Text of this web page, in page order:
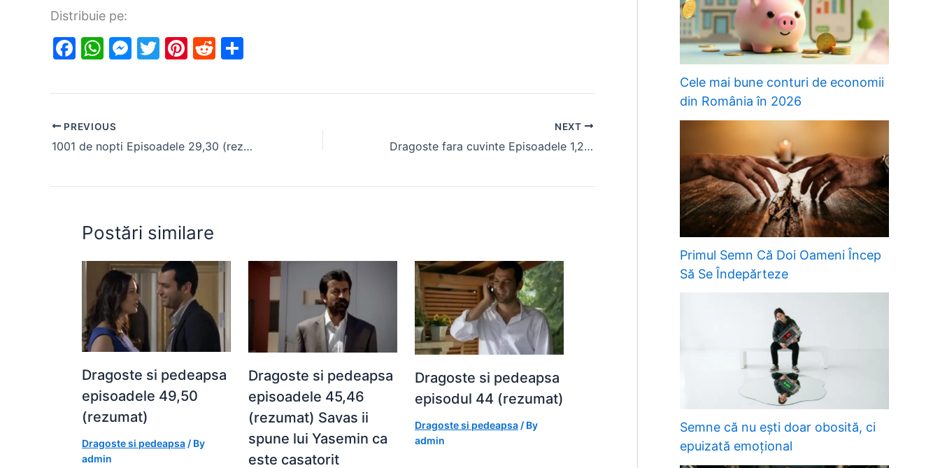
Distribuie pe:
F
c
b
o
o
W
at
A
p
p
M
s
e
n
g
T
itt
Pi
er
st
R
d
t
ar
PREVIOUS
1001 de nopti Episoadele 29,30 (rezumat)
NEXT
Dragoste fara cuvinte Episoadele 1,2 (rezumat)
Postări similare
Dragoste si pedeapsa
episoadele 49,50
(rezumat)
Dragoste si pedeapsa / By
admin
Dragoste si pedeapsa
episoadele 45,46
(rezumat) Savas ii
spune lui Yasemin ca
este casatorit
Dragoste si pedeapsa
episodul 44 (rezumat)
Dragoste si pedeapsa / By
admin
Cele mai bune conturi de economii
din România în 2026
Primul Semn Că Doi Oameni Încep
Să Se Îndepărteze
Semne că nu ești doar obosită, ci
epuizată emoțional